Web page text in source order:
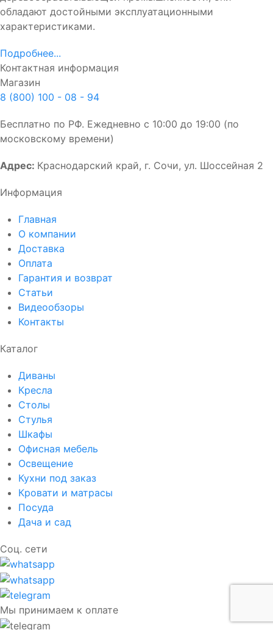
обладают достойными эксплуатационными
характеристиками.
Подробнее...
Контактная информация
Магазин
8 (800) 100 - 08 - 94
Бесплатно по РФ. Ежедневно с 10:00 до 19:00 (по
московскому времени)
Адрес: Краснодарский край, г. Сочи, ул. Шоссейная 2
Информация
Главная
О компании
Доставка
Оплата
Гарантия и возврат
Статьи
Видеообзоры
Контакты
Каталог
Диваны
Кресла
Столы
Стулья
Шкафы
Офисная мебель
Освещение
Кухни под заказ
Кровати и матрасы
Посуда
Дача и сад
Соц. сети
Мы принимаем к оплате